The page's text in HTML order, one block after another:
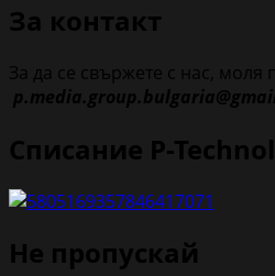
За контакт
За да се свържете с нас,
Списание P-
Не пропускай